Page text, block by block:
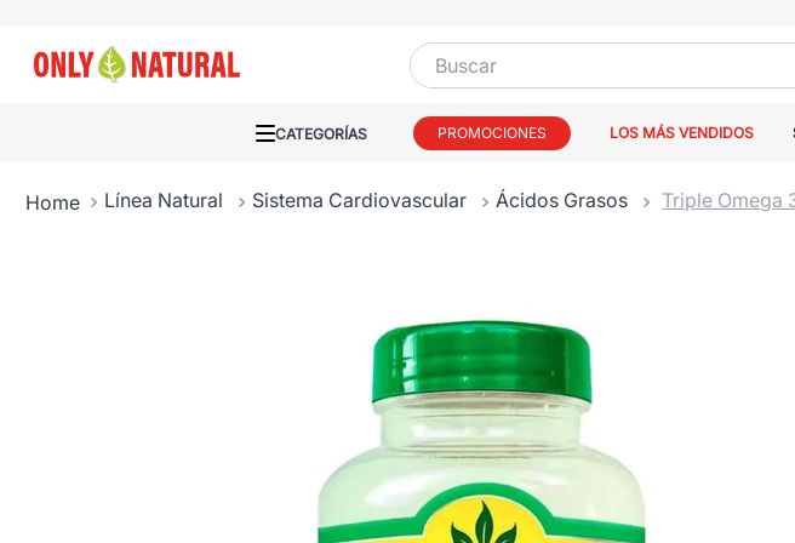
Buscar
PROMOCIONES LOS MÁS VENDIDOS
Línea Natural Sistema Cardiovascular Ácidos Grasos Triple Omega